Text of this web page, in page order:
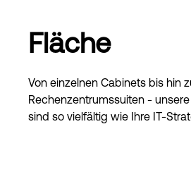
Fläche
Von einzelnen Cabinets bis hin
Rechenzentrumssuiten -
sind so vielfältig wie Ihre IT-